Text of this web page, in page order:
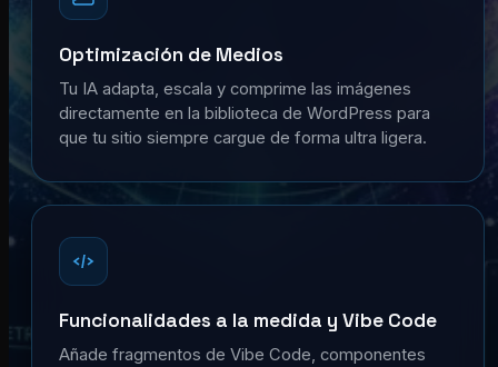
Optimización de Medios
Tu IA adapta, escala y comprime las imágenes
directamente en la biblioteca de WordPress para
que tu sitio siempre cargue de forma ultra ligera.
Funcionalidades a la medida y Vibe Code
Añade fragmentos de Vibe Code, componentes